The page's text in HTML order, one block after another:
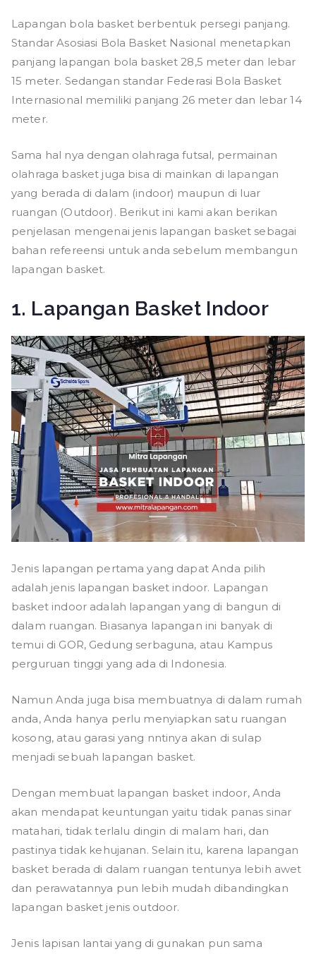
Lapangan bola basket berbentuk persegi panjang.
Standar Asosiasi Bola Basket Nasional menetapkan
panjang lapangan bola basket 28,5 meter dan lebar
15 meter. Sedangan standar Federasi Bola Basket
Internasional memiliki panjang 26 meter dan lebar 14
meter.
Sama hal nya dengan olahraga futsal, permainan
olahraga basket juga bisa di mainkan di lapangan
yang berada di dalam (indoor) maupun di luar
ruangan (Outdoor). Berikut ini kami akan berikan
penjelasan mengenai jenis lapangan basket sebagai
bahan refereensi untuk anda sebelum membangun
lapangan basket.
1. Lapangan Basket Indoor
Jenis lapangan pertama yang dapat Anda pilih
adalah jenis lapangan basket indoor. Lapangan
basket indoor adalah lapangan yang di bangun di
dalam ruangan. Biasanya lapangan ini banyak di
temui di GOR, Gedung serbaguna, atau Kampus
perguruan tinggi yang ada di Indonesia.
Namun Anda juga bisa membuatnya di dalam rumah
anda, Anda hanya perlu menyiapkan satu ruangan
kosong, atau garasi yang nntinya akan di sulap
menjadi sebuah lapangan basket.
Dengan membuat lapangan basket indoor, Anda
akan mendapat keuntungan yaitu tidak panas sinar
matahari, tidak terlalu dingin di malam hari, dan
pastinya tidak kehujanan. Selain itu, karena lapangan
basket berada di dalam ruangan tentunya lebih awet
dan perawatannya pun lebih mudah dibandingkan
lapangan basket jenis outdoor.
Jenis lapisan lantai yang di gunakan pun sama